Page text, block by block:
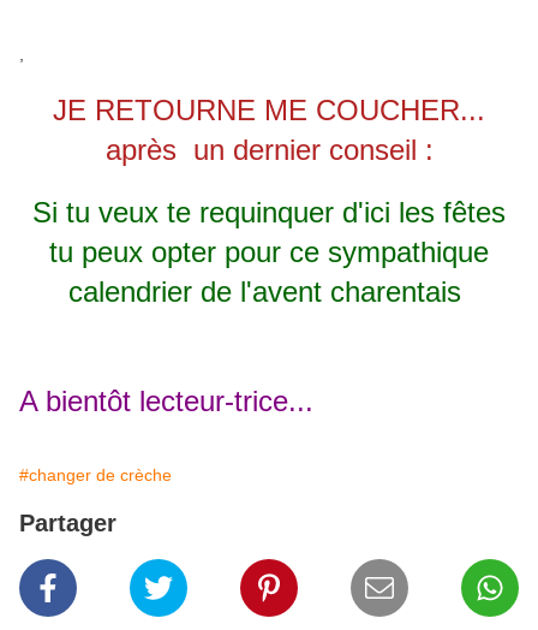
JE RETOURNE ME COUCHER...
après un dernier conseil :
Si tu veux te requinquer d'ici les fêtes
tu peux opter pour ce sympathique
calendrier de l'avent charentais
A bientôt lecteur-trice...
#changer de crèche
Partager